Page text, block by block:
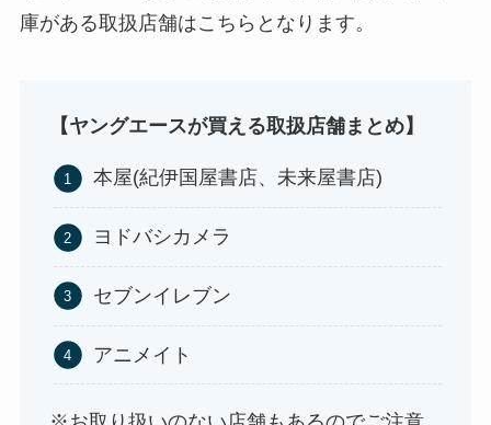
庫がある取扱店舗はこちらとなります。
【ヤングエースが買える取扱店舗まとめ】
本屋(紀伊国屋書店、未来屋書店)
ヨドバシカメラ
セブンイレブン
アニメイト